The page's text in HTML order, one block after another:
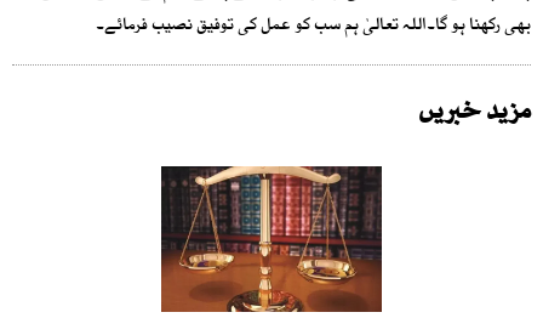
بھی رکھنا ہو گا۔اللہ تعالیٰ ہم سب کو عمل کی توفیق نصیب فرمائے۔
مزید خبریں